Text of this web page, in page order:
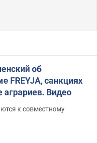
об
FREYJA, санкциях
аграриев. Видео
к совместному